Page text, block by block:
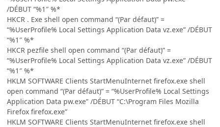
/DÉBUT “%1″ %*
HKCR . Exe shell open command “(Par défaut)” =
“%UserProfile% Local Settings Application Data vz.exe” /DÉBUT
“%1″ %*
HKCR pezfile shell open command “(Par défaut)” =
“%UserProfile% Local Settings Application Data vz.exe” /DÉBUT
“%1″ %*
HKLM SOFTWARE Clients StartMenuInternet firefox.exe shell
open command “(Par défaut)” = “%UserProfile% Local Settings
Application Data pw.exe” /DÉBUT “C:\Program Files Mozilla
Firefox firefox.exe”
HKLM SOFTWARE Clients StartMenuInternet firefox.exe shell